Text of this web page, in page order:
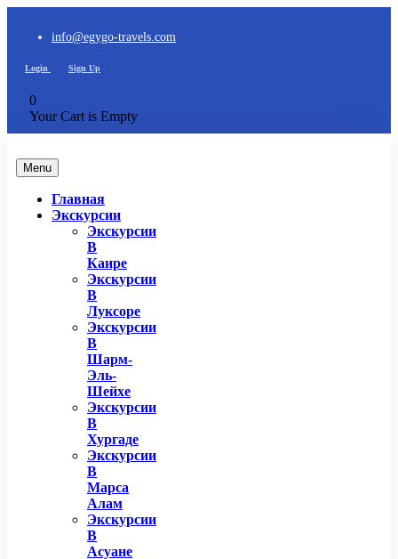
info@egygo-travels.com
Login Sign Up
0
Your Cart is Empty
Menu
Главная
Экскурсии
Экскурсии
В
Каире
Экскурсии
В
Луксоре
Экскурсии
В
Шарм-
Эль-
Шейхе
Экскурсии
В
Хургаде
Экскурсии
В
Марса
Алам
Экскурсии
В
Асуане